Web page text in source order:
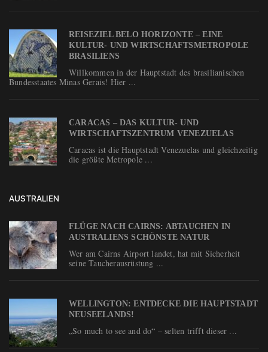
REISEZIEL BELO HORIZONTE – EINE
KULTUR- UND WIRTSCHAFTSMETROPOLE
BRASILIENS
Willkommen in der Hauptstadt des brasilianischen
Bundesstaates Minas Gerais! Hier ...
CARACAS – DAS KULTUR- UND
WIRTSCHAFTSZENTRUM VENEZUELAS
Caracas ist die Hauptstadt Venezuelas und gleichzeitig
die größte Metropole ...
AUSTRALIEN
FLÜGE NACH CAIRNS: ABTAUCHEN IN
AUSTRALIENS SCHÖNSTE NATUR
Wer am Cairns Airport landet, hat mit Sicherheit
seine Taucherausrüstung ...
WELLINGTON: ENTDECKE DIE HAUPTSTADT
NEUSEELANDS!
„So much to see and do“ – selten trifft dieser ...